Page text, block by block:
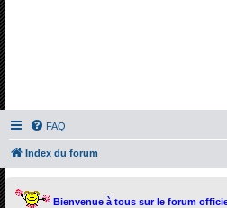
FAQ
Index du forum
Bienvenue à tous sur le forum